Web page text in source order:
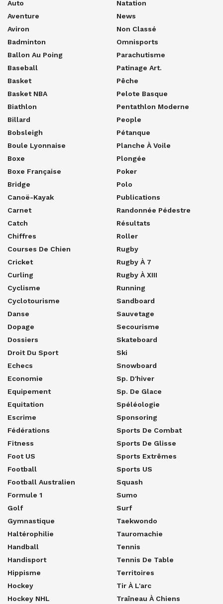
Auto
Aventure
Aviron
Badminton
Ballon Au Poing
Baseball
Basket
Basket NBA
Biathlon
Billard
Bobsleigh
Boule Lyonnaise
Boxe
Boxe Française
Bridge
Canoë-Kayak
Carnet
Catch
Chiffres
Courses De Chien
Cricket
Curling
Cyclisme
Cyclotourisme
Danse
Dopage
Dossiers
Droit Du Sport
Echecs
Economie
Equipement
Equitation
Escrime
Fédérations
Fitness
Foot US
Football
Football Australien
Formule 1
Golf
Gymnastique
Haltérophilie
Handball
Handisport
Hippisme
Hockey
Hockey NHL
Natation
News
Non Classé
Omnisports
Parachutisme
Patinage Art.
Pêche
Pelote Basque
Pentathlon Moderne
People
Pétanque
Planche À Voile
Plongée
Poker
Polo
Publications
Randonnée Pédestre
Résultats
Roller
Rugby
Rugby À 7
Rugby À XIII
Running
Sandboard
Sauvetage
Secourisme
Skateboard
Ski
Snowboard
Sp. D'hiver
Sp. De Glace
Spéléologie
Sponsoring
Sports De Combat
Sports De Glisse
Sports Extrêmes
Sports US
Squash
Sumo
Surf
Taekwondo
Tauromachie
Tennis
Tennis De Table
Territoires
Tir À L'arc
Traîneau À Chiens